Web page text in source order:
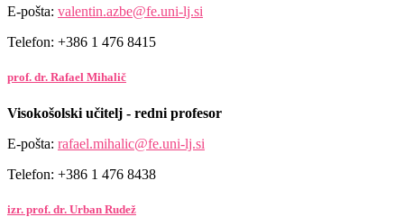
E-pošta: valentin.azbe@fe.uni-lj.si
Telefon: +386 1 476 8415
prof. dr. Rafael Mihalič
Visokošolski učitelj - redni profesor
E-pošta: rafael.mihalic@fe.uni-lj.si
Telefon: +386 1 476 8438
izr. prof. dr. Urban Rudež